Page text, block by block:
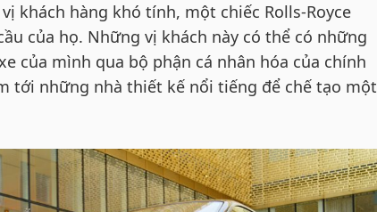
khách hàng khó tính, một chiếc Rolls-Royce
của họ. Những vị khách này có thể có những
của mình qua bộ phận cá nhân hóa của chính
tới những nhà thiết kế nổi tiếng để chế tạo một